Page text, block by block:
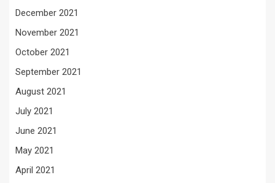
December 2021
November 2021
October 2021
September 2021
August 2021
July 2021
June 2021
May 2021
April 2021